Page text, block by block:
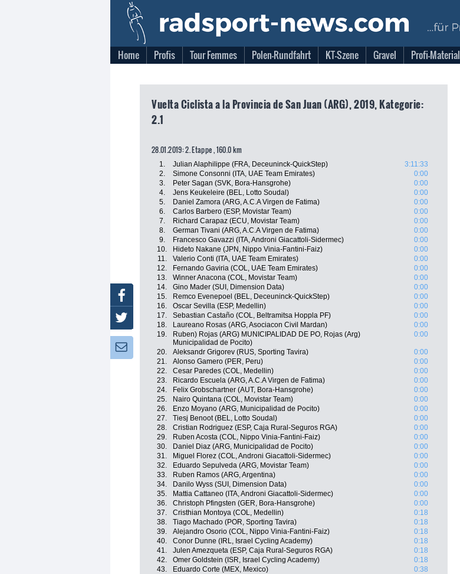
Home Profis Tour Femmes Polen-Rundfahrt KT-Szene Gravel Profi-Material
Vuelta Ciclista a la Provincia de San Juan (ARG), 2019, Kategorie:
2.1
28.01.2019: 2. Etappe , 160.0 km
1. Julian Alaphilippe (FRA, Deceuninck-QuickStep)
3:11:33
2.
Simone Consonni (ITA, UAE Team Emirates)
0:00
3.
Peter Sagan (SVK, Bora-Hansgrohe)
0:00
4.
Jens Keukeleire (BEL, Lotto Soudal)
0:00
5.
Daniel Zamora (ARG, A.C.A Virgen de Fatima)
0:00
6.
Carlos Barbero (ESP, Movistar Team)
0:00
7.
Richard Carapaz (ECU, Movistar Team)
0:00
8.
German Tivani (ARG, A.C.A Virgen de Fatima)
0:00
9.
Francesco Gavazzi (ITA, Androni Giacattoli-Sidermec)
0:00
10.
Hideto Nakane (JPN, Nippo Vinia-Fantini-Faiz)
0:00
11.
Valerio Conti (ITA, UAE Team Emirates)
0:00
12.
Fernando Gaviria (COL, UAE Team Emirates)
0:00
13.
Winner Anacona (COL, Movistar Team)
0:00
14.
Gino Mader (SUI, Dimension Data)
0:00
15.
Remco Evenepoel (BEL, Deceuninck-QuickStep)
0:00
16.
Oscar Sevilla (ESP, Medellin)
0:00
17.
Sebastian Castaño (COL, Beltramitsa Hoppla PF)
0:00
18.
Laureano Rosas (ARG, Asociacon Civil Mardan)
0:00
19.
Ruben) Rojas (ARG) MUNICIPALIDAD DE PO, Rojas (Arg)
Municipalidad de Pocito)
0:00
20. Aleksandr Grigorev (RUS, Sporting Tavira)
0:00
21.
Alonso Gamero (PER, Peru)
0:00
22.
Cesar Paredes (COL, Medellin)
0:00
23.
Ricardo Escuela (ARG, A.C.A Virgen de Fatima)
0:00
24.
Felix Grobschartner (AUT, Bora-Hansgrohe)
0:00
25.
Nairo Quintana (COL, Movistar Team)
0:00
26.
Enzo Moyano (ARG, Municipalidad de Pocito)
0:00
27.
Tiesj Benoot (BEL, Lotto Soudal)
0:00
28.
Cristian Rodriguez (ESP, Caja Rural-Seguros RGA)
0:00
29.
Ruben Acosta (COL, Nippo Vinia-Fantini-Faiz)
0:00
30.
Daniel Diaz (ARG, Municipalidad de Pocito)
0:00
31.
Miguel Florez (COL, Androni Giacattoli-Sidermec)
0:00
32.
Eduardo Sepulveda (ARG, Movistar Team)
0:00
33.
Ruben Ramos (ARG, Argentina)
0:00
34.
Danilo Wyss (SUI, Dimension Data)
0:00
35.
Mattia Cattaneo (ITA, Androni Giacattoli-Sidermec)
0:00
36.
Christoph Pfingsten (GER, Bora-Hansgrohe)
0:00
37.
Cristhian Montoya (COL, Medellin)
0:18
38.
Tiago Machado (POR, Sporting Tavira)
0:18
39.
Alejandro Osorio (COL, Nippo Vinia-Fantini-Faiz)
0:18
40.
Conor Dunne (IRL, Israel Cycling Academy)
0:18
41.
Julen Amezqueta (ESP, Caja Rural-Seguros RGA)
0:18
42.
Omer Goldstein (ISR, Israel Cycling Academy)
0:18
43.
Eduardo Corte (MEX, Mexico)
0:38
Facebook
Twitter
Newsletter: